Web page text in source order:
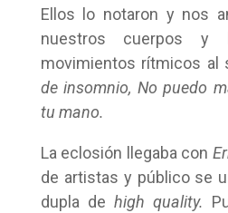
Ellos lo notaron y nos
nuestros cuerpos y
movimientos rítmicos al
de insomnio, No puedo
tu mano.
La eclosión llegaba con
de artistas y público se
dupla de high quality.